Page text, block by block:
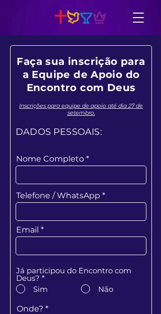
Faça sua inscrição para
a Equipe de Apoio do
Encontro com Deus
Inscrições para equipe de apoio até dia 27 de
setembro.
DADOS PESSOAIS:
Nome Completo
Telefone / WhatsApp
Email
Já participou do Encontro com
Deus? *
Sim
Não
Onde?